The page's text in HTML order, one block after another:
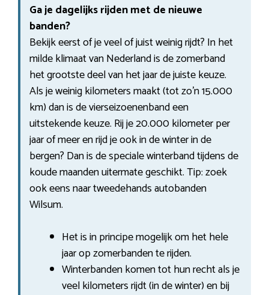
Ga je dagelijks rijden met de nieuwe
banden?
Bekijk eerst of je veel of juist weinig rijdt? In het
milde klimaat van Nederland is de zomerband
het grootste deel van het jaar de juiste keuze.
Als je weinig kilometers maakt (tot zo’n 15.000
km) dan is de vierseizoenenband een
uitstekende keuze. Rij je 20.000 kilometer per
jaar of meer en rijd je ook in de winter in de
bergen? Dan is de speciale winterband tijdens de
koude maanden uitermate geschikt. Tip: zoek
ook eens naar tweedehands autobanden
Wilsum.
Het is in principe mogelijk om het hele
jaar op zomerbanden te rijden.
Winterbanden komen tot hun recht als je
veel kilometers rijdt (in de winter) en bij